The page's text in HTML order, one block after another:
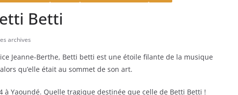
Betti
archives
Jeanne-Berthe, Betti betti est une étoile filante de la musique
qu’elle était au sommet de son art.
à Yaoundé. Quelle tragique destinée que celle de Betti Betti !